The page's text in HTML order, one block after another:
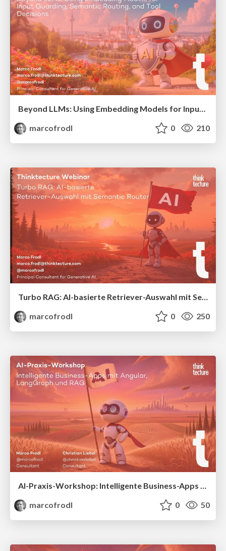
Beyond LLMs: Using Embedding Models for Input Guarding, Semantic Routing, and Tool Decisions
marcofrodl
0 210
Turbo RAG: AI-basierte Retriever-Auswahl mit Semantic Router
marcofrodl
0 250
AI-Praxis-Workshop: Intelligente Business-Apps mit Angular, LangGraph und RAG
marcofrodl
0 50